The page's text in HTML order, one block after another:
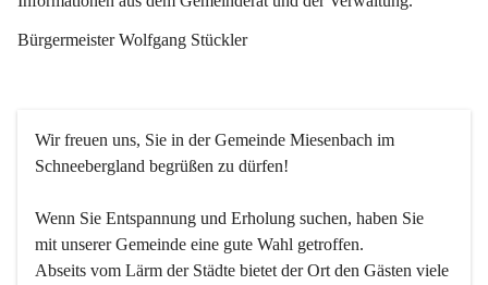
Bürgermeister Wolfgang Stückler
Wir freuen uns, Sie in der Gemeinde Miesenbach im
Schneebergland begrüßen zu dürfen!
Wenn Sie Entspannung und Erholung suchen, haben Sie
mit unserer Gemeinde eine gute Wahl getroffen.
Abseits vom Lärm der Städte bietet der Ort den Gästen viele